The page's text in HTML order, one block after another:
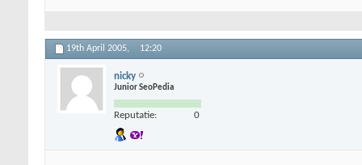
19th April 2005, 12:20
nicky
Junior SeoPedia
Reputatie: 0